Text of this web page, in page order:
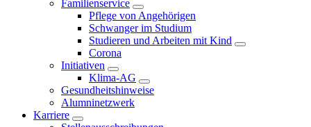
Familienservice
Pflege von Angehörigen
Schwanger im Studium
Studieren und Arbeiten mit Kind
Corona
Initiativen
Klima-AG
Gesundheitshinweise
Alumninetzwerk
Karriere